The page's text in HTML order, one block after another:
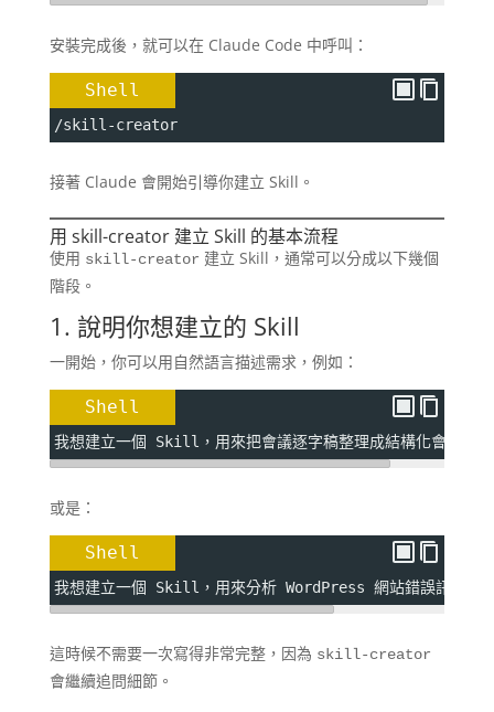
安裝完成後，就可以在 Claude Code 中呼叫：
Shell
/skill-creator
接著 Claude 會開始引導你建立 Skill。
用 skill-creator 建立 Skill 的基本流程
使用 skill-creator 建立 Skill，通常可以分成以下幾個
階段。
1. 說明你想建立的 Skill
一開始，你可以用自然語言描述需求，例如：
Shell
我想建立一個 Skill，用來把會議逐字稿整理成結構化會議紀
或是：
Shell
我想建立一個 Skill，用來分析 WordPress 網站錯誤訊息，
這時候不需要一次寫得非常完整，因為 skill-creator
會繼續追問細節。